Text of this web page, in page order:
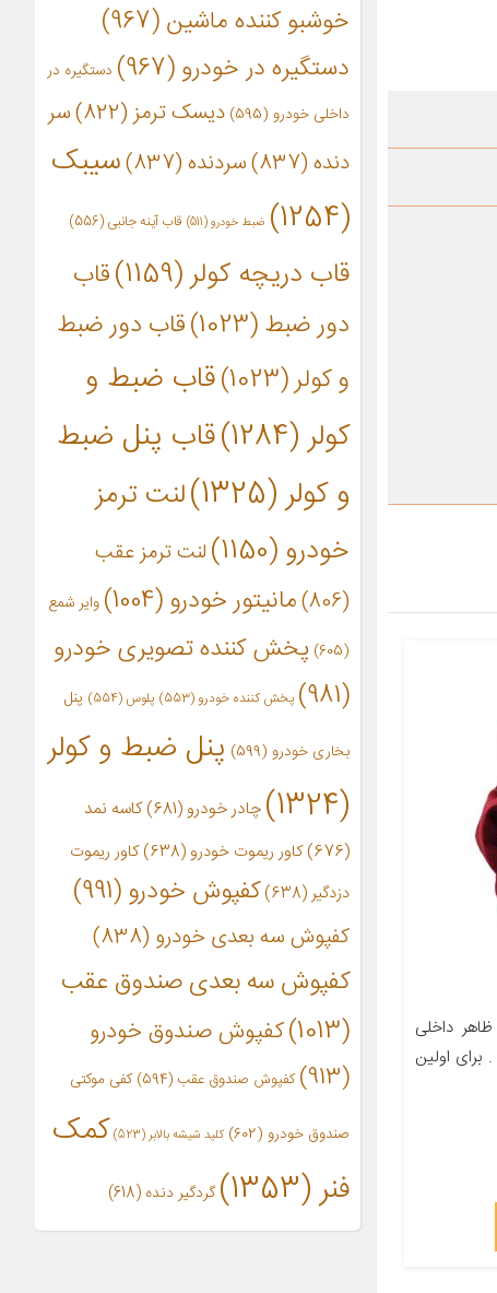
داخلی
اولین
خوشبو کننده ماشین(967)
دستگیره در خودرو(967)
دستگیره در
داخلی خودرو (595) دیسک ترمز(822)
سر
دنده(837) سردنده(837)
سیبک
(1254)
ضبط خودرو(511) قاب آینه جانبی (556)
قاب دریچه کولر(1159)
قاب
دور ضبط(1023)
قاب دور ضبط
و کولر(1023)
قاب ضبط و
کولر(1284)
قاب پنل ضبط
و کولر(1325)
لنت ترمز
خودرو(1150)
لنت ترمز عقب
(806)
مانیتور خودرو(1004)
وایر شمع
(605)
پخش کننده تصویری خودرو
(981)
پخش کننده خودرو(553) پلوس(554) پنل
بخاری خودرو (599)
پنل ضبط و کولر
(1324)
چادر خودرو (681)
کاسه نمد
(676)
کاور ریموت خودرو(638)
کاور ریموت
دزدگیر(638) کفپوش خودرو(991)
کفپوش سه بعدی خودرو (838)
کفپوش سه بعدی صندوق عقب
(1013)
کفپوش صندوق خودرو
(913)
کفپوش صندوق عقب (594) کفی موکتی
صندوق خودرو (602) کلید شیشه بالابر(523)
کمک
فنر(1353) گردگیر دنده (618)